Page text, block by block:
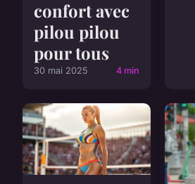
confort avec
pilou pilou
pour tous
30 mai 2025 4 min